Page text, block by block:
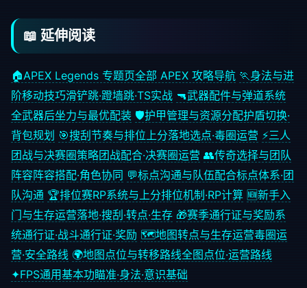
📖 延伸阅读
🏠APEX Legends 专题页全部 APEX 攻略导航 🏃身法与进
阶移动技巧滑铲跳·蹬墙跳·TS实战 🔫武器配件与弹道系统
全武器后坐力与最优配装 🛡️护甲管理与资源分配护盾切换·
背包规划 🎯搜刮节奏与排位上分落地选点·毒圈运营 ⚡三人
团战与决赛圈策略团战配合·决赛圈运营 👥传奇选择与团队
阵容阵容搭配·角色协同 💬标点沟通与队伍配合标点体系·团
队沟通 🏆排位赛RP系统与上分排位机制·RP计算 🆕新手入
门与生存运营落地·搜刮·转点·生存 🎁赛季通行证与奖励系
统通行证·战斗通行证·奖励 🗺️地图转点与生存运营毒圈运
营·安全路线 🌍地图点位与转移路线全图点位·运营路线
✦FPS通用基本功瞄准·身法·意识基础